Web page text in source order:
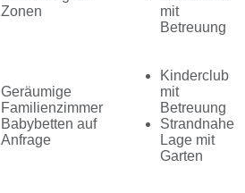
Zonen
mit
Betreuung
Geräumige
Familienzimmer
Babybetten auf
Anfrage
Kinderclub
mit
Betreuung
Strandnahe
Lage mit
Garten